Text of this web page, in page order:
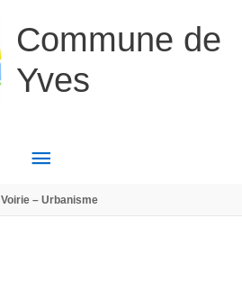
Commune de
Yves
MENU
PRINCIPAL
Voirie – Urbanisme